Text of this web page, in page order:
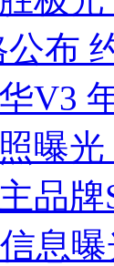
布
V3
曝
品牌
息